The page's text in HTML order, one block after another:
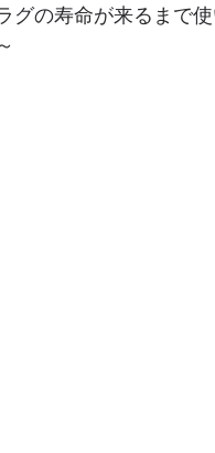
グの寿命が来るまで